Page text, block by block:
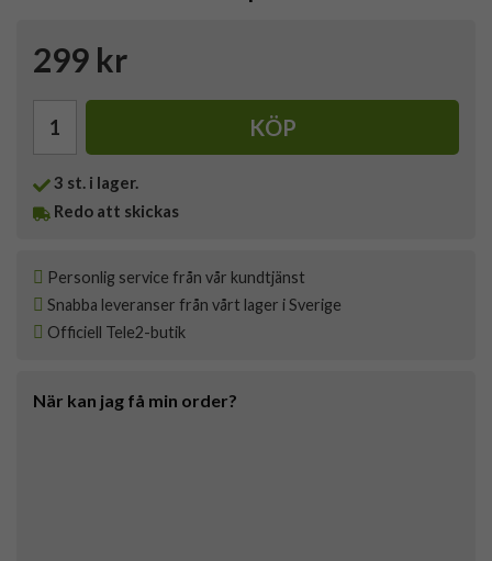
299 kr
KÖP
3 st. i lager.
Redo att skickas
Personlig service från vår kundtjänst
Snabba leveranser från vårt lager i Sverige
Officiell Tele2-butik
När kan jag få min order?